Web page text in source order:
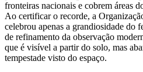
fronteiras nacionais e cobrem áreas
Ao certificar o recorde, a
celebrou apenas a grandiosidade do
de refinamento da observação
que é visível a partir do solo, mas
tempestade visto do espaço.